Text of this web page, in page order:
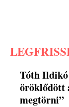
Tóth Ildikó
öröklődött
megtörni”